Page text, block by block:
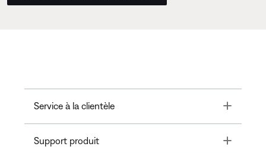
Service à la clientèle Toggle
Support produit Toggle